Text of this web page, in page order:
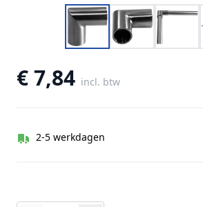
€ 7,84 incl. btw
2-5 werkdagen